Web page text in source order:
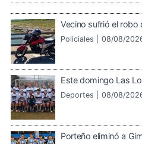
Vecino sufrió el robo
Policiales | 08/08/
Este domingo Las
Deportes | 08/08/
Porteño eliminó a